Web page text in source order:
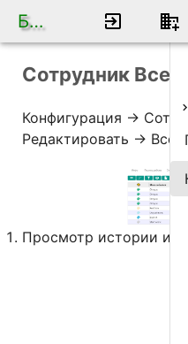
База данных по кадрам
Сотрудник Все
Конфигурация ->
Редактировать -> Все
Просмотр истории